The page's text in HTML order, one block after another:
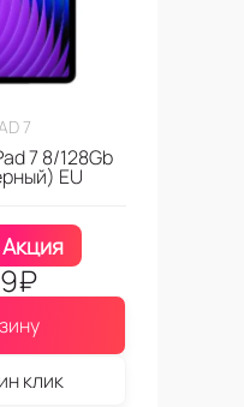
7
7 8/128Gb
EU
Акция
₽
клик